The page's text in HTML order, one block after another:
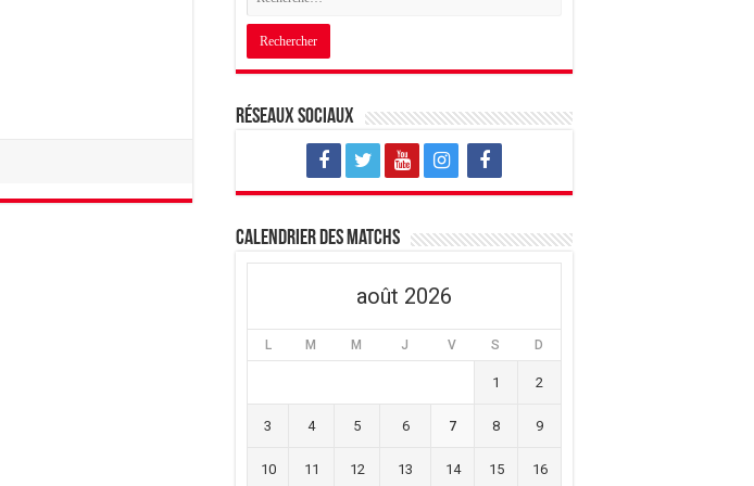
Réseaux sociaux
Calendrier des matchs
août 2026
L M M J V S D
1 2
3 4 5 6 7 8 9
10 11 12 13 14 15 16